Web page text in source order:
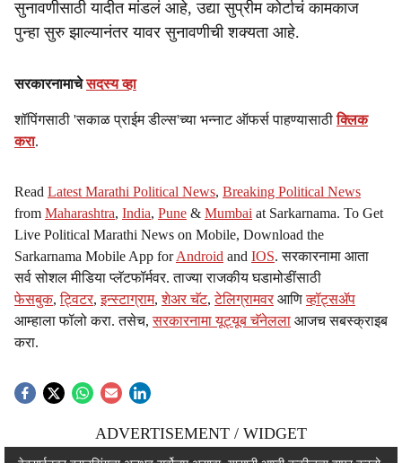
सुनावणीसाठी यादीत मांडलं आहे, उद्या सुप्रीम कोर्टाचं कामकाज
पुन्हा सुरु झाल्यानंतर यावर सुनावणीची शक्यता आहे.
सरकारनामाचेसदस्य व्हा
शॉपिंगसाठी 'सकाळ प्राईम डील्स'च्या भन्नाट ऑफर्स पाहण्यासाठीक्लिक
करा.
Read Latest Marathi Political News, Breaking Political News
from Maharashtra, India, Pune & Mumbai at Sarkarnama. To Get
Live Political Marathi News on Mobile, Download the
Sarkarnama Mobile App forAndroid and IOS. सरकारनामा आता
सर्व सोशल मीडिया प्लॅटफॉर्मवर. ताज्या राजकीय घडामोडींसाठी
फेसबुक,ट्विटर,इन्स्टाग्राम,शेअर चॅट,टेलिग्रामवर आणिव्हॉट्सॲप
आम्हाला फॉलो करा. तसेच,सरकारनामा यूट्यूब चॅनेलला आजच सबस्क्राइब
करा.
ADVERTISEMENT / WIDGET